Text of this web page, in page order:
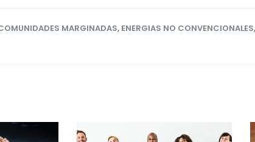
MARGINADAS, ENERGIAS NO CONVENCIONALES,